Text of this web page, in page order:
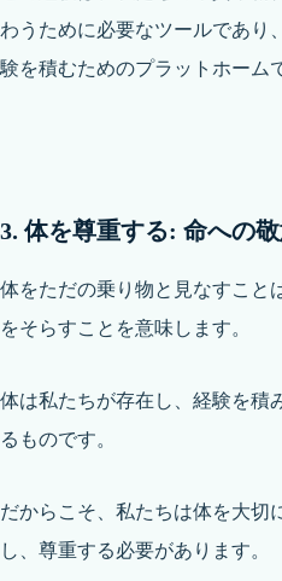
わうために必要なツールであり
験を積むためのプラットホーム
3. 体を尊重する: 命への
体をただの乗り物と見なすこと
をそらすことを意味します。
体は私たちが存在し、経験を積
るものです。
だからこそ、私たちは体を大切
し、尊重する必要があります。